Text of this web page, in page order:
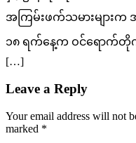
အကြမ်းဖက်သမားများက
၁၈ ရက်နေ့က ဝင်ရော
[…]
Leave a Reply
Your email address will not
marked *